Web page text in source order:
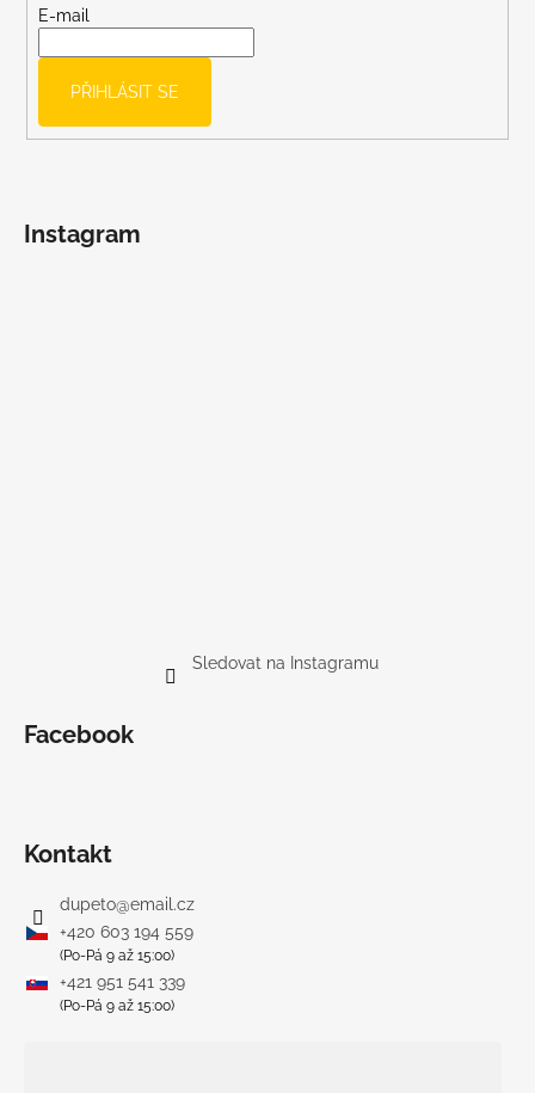
E-mail
PŘIHLÁSIT SE
Instagram
Sledovat na Instagramu
Facebook
Kontakt
dupeto@email.cz
+420 603 194 559
(Po-Pá 9 až 15:00)
+421 951 541 339
(Po-Pá 9 až 15:00)